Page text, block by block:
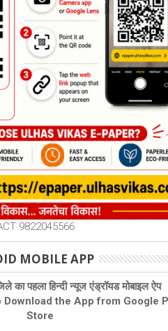
9822045566
MOBILE APP
का पहला हिन्दी न्यूज एंड्रॉयड मोबाइल ऐप
the App from Google
Store